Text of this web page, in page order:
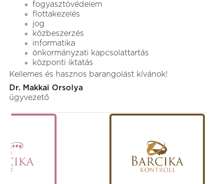
fogyasztóvédelem
flottakezelés
jog
közbeszerzés
informatika
önkormányzati kapcsolattartás
központi iktatás
Kellemes és hasznos barangolást kívánok!
Dr. Makkai Orsolya
ügyvezető